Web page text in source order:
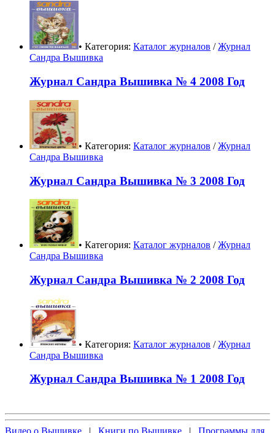
• Категория: Каталог журналов /Журнал
Сандра Вышивка
Журнал Сандра Вышивка № 4 2008 Год
• Категория: Каталог журналов /Журнал
Сандра Вышивка
Журнал Сандра Вышивка № 3 2008 Год
• Категория: Каталог журналов /Журнал
Сандра Вышивка
Журнал Сандра Вышивка № 2 2008 Год
• Категория: Каталог журналов /Журнал
Сандра Вышивка
Журнал Сандра Вышивка № 1 2008 Год